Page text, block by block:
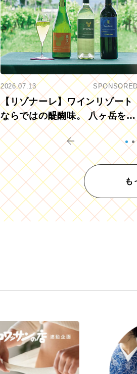
2026.07.13
【リゾナーレ】ワインリゾート
ならではの醍醐味。 八ヶ岳を望
むブドウ畑でアペロ
も